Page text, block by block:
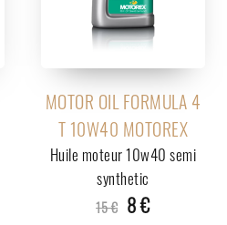
MOTOR OIL FORMULA 4
T 10W40 MOTOREX
Huile moteur 10w40 semi
synthetic
15 € 8 €